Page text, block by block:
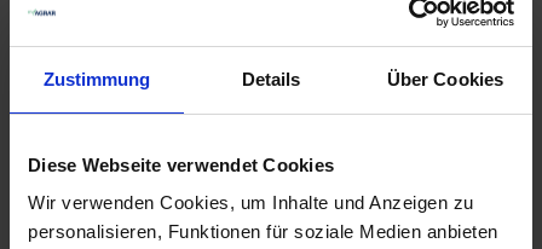
Zustimmung Details Über Cookies
Diese Webseite verwendet Cookies
Wir verwenden Cookies, um Inhalte und Anzeigen zu
personalisieren, Funktionen für soziale Medien anbieten
10,00 € / l
IN DEN
WARENKORB
IN DEN
WARENKORB